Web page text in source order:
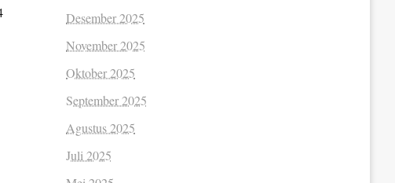
Desember 2025
November 2025
Oktober 2025
September 2025
Agustus 2025
Juli 2025